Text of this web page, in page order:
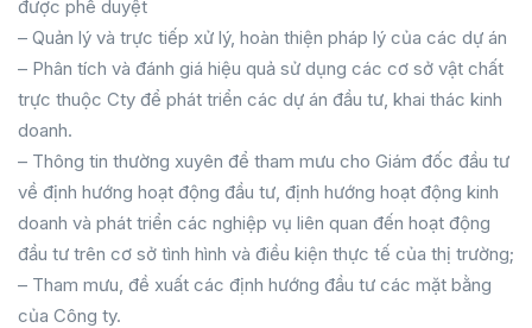
được phê duyệt
– Quản lý và trực tiếp xử lý, hoàn thiện pháp lý của các dự án
– Phân tích và đánh giá hiệu quả sử dụng các cơ sở vật chất
trực thuộc Cty để phát triển các dự án đầu tư, khai thác kinh
doanh.
– Thông tin thường xuyên để tham mưu cho Giám đốc đầu tư
về định hướng hoạt động đầu tư, định hướng hoạt động kinh
doanh và phát triển các nghiệp vụ liên quan đến hoạt động
đầu tư trên cơ sở tình hình và điều kiện thực tế của thị trường;
– Tham mưu, đề xuất các định hướng đầu tư các mặt bằng
của Công ty.